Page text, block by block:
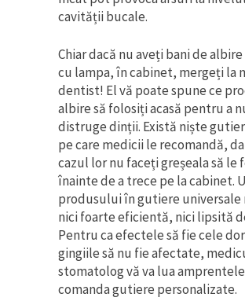
cavității bucale.
Chiar dacă nu aveți bani de
cu lampa, în cabinet, mergeți la
dentist! El vă poate spune ce
albire să folosiți acasă pentru a
distruge dinții. Există niște
pe care medicii le recomandă,
cazul lor nu faceți greșeala să le
înainte de a trece pe la cabinet.
produsului în gutiere universale
nici foarte eficientă, nici lipsită
Pentru ca efectele să fie cele
gingiile să nu fie afectate,
stomatolog vă va lua amprentele
comanda gutiere personalizate.